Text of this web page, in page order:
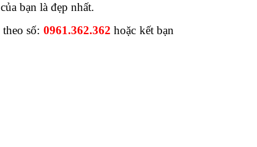
bạn là đẹp nhất.
số: 0961.362.362 hoặc kết bạn